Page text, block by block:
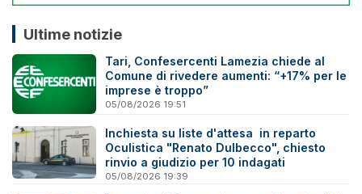
Ultime notizie
Tari, Confesercenti Lamezia chiede al
Comune di rivedere aumenti: “+17% per le
imprese è troppo”
05/08/2026 19:51
Inchiesta su liste d'attesa in reparto
Oculistica "Renato Dulbecco", chiesto
rinvio a giudizio per 10 indagati
05/08/2026 19:39